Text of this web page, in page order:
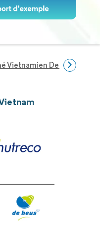
Vietnamien Des